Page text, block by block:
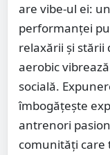
are vibe-ul ei:
performanței
relaxării și stării
aerobic
socială.
îmbogățește
antrenori
comunități care